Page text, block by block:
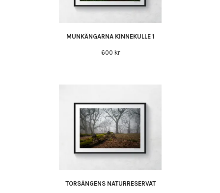
MUNKÄNGARNA KINNEKULLE 1
600 kr
TORSÄNGENS NATURRESERVAT